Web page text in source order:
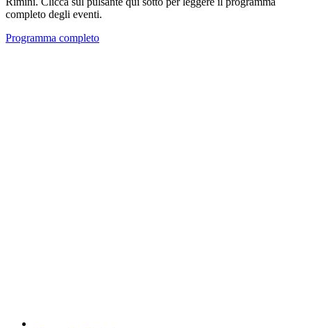
completo degli eventi.
Programma completo